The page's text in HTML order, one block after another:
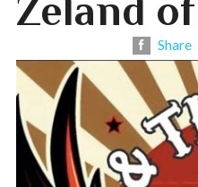
Zeland
Share